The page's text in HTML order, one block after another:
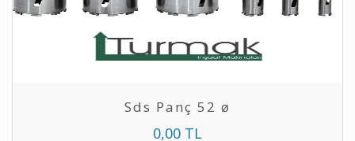
Sds Panç 52 ø
0,00 TL